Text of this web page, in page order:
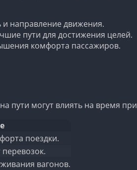
и направление движения.
пути для достижения целей.
комфорта пассажиров.
пути могут влиять на время
поездки.
вагонов.